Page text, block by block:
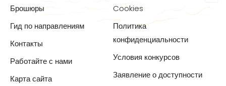
Брошюры
Гид по направлениям
Контакты
Работайте с нами
Карта сайта
Cookies
Политика
конфиденциальности
Условия конкурсов
Заявление о доступности